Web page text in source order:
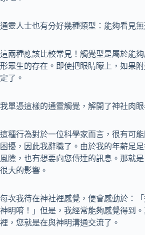
通靈人士也有分好幾種類型：能夠看見
這兩種應該比較常見！觸覺型是屬於能
形眾生的存在。即使把眼睛矇上，如果
定了。
我單憑這樣的通靈觸覺，解開了神社肉眼
這種行為對於一位科學家而言，很有可
困擾，因此我辭職了。由於我的年薪足
風險，也有想要向您傳達的訊息。那就
很大的影響。
每次我待在神社裡感覺，便會感動於：
神明唷！」但是，我經常能夠感覺得到
裡，您就是在與神明溝通交流了。